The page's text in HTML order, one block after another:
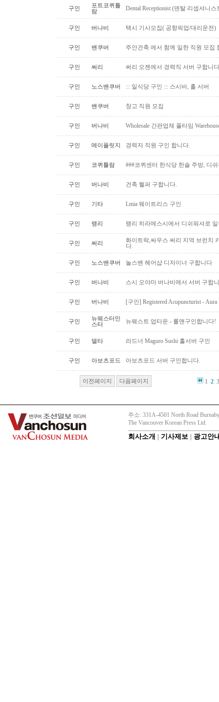
구인
포트코퀴틀
람
Dental Receptionist (덴탈 리셉셔니
구인 버나비 택시 기사모집( 공항픽업/대리운전)
구인 밴쿠버 주안건축 에서 함께 일한 직원 모집
구인 써리 써리 오젠에서 경력직 서버 구합니다
구인 노스밴쿠버 ::: 일식당 구인 ::: 스시바, 홀 서버
구인 밴쿠버 창고 직원 모집
구인 버나비 Wholesale 간판업체 풀타임
구인 메이플릿지 경력자 직원 구인 합니다.
구인 코퀴틀람 ###코퀴센터 한식당 한솔 주방, 디
구인 버나비 건축 헬퍼 구합니다.
구인 기타 Lmia 웨이트리스 구인
구인 랭리 랭리 히라메스시에서 디쉬워셔로
구인 써리
화이트락,싸우스 써리 지역 브런치
다.
구인 노스밴쿠버 놀스밴 헤어샵 디자이너 구합니다
구인 버나비 스시 오야마 버나비에서 서버 구합
구인 버나비 [구인] Registered Acupuncturist -
구인
뉴웨스터민
스터
뉴웨스트 업타운 - 롤맨구인합니다!
구인 델타 라드너 Maguro Sushi 홀서버 구인
구인 아보츠포드 아보츠포드 서버 구인합니다.
이전페이지 다음페이지 1 2
주소: 331A-4501 North Road
The Vancouver Korean Press Ltd.
회사소개 기사제보 광고안